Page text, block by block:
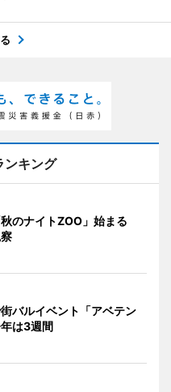
ンキング
のナイトZOO」始まる
バルイベント「アベテン
は3週間